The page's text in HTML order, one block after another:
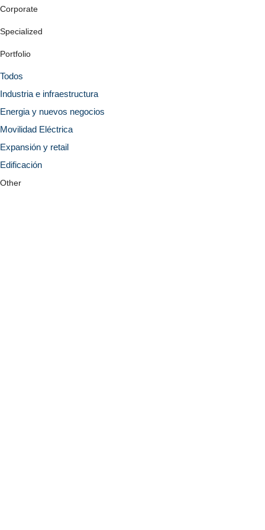
Corporate
Specialized
Portfolio
Todos
Industria e infraestructura
Energia y nuevos negocios
Movilidad Eléctrica
Expansión y retail
Edificación
Other